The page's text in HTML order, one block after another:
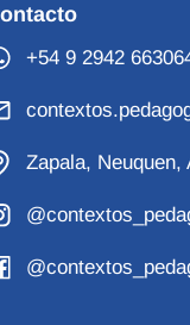
+54 9 2942
Zapala, Neuquen,